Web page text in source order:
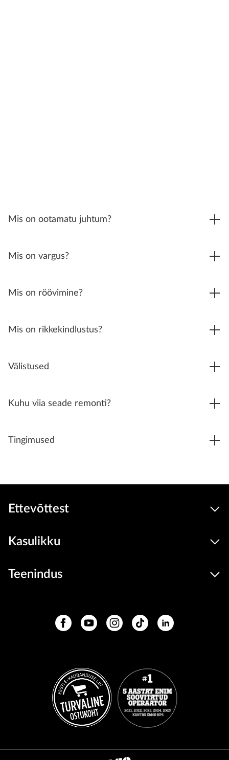
Mis on ootamatu juhtum?
Mis on vargus?
Mis on röövimine?
Mis on rikkekindlustus?
Välistused
Kuhu viia seade remonti?
Tingimused
Ettevõttest
Kasulikku
Teenindus